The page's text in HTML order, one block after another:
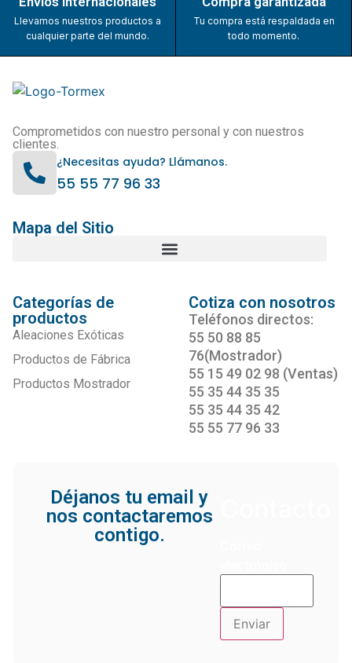
Llevamos nuestros productos a
cualquier parte del mundo.
Tu compra está respaldada en
todo momento.
Comprometidos con nuestro personal y con nuestros
clientes.
¿Necesitas ayuda? Llámanos.
55 55 77 96 33
Mapa del Sitio
Categorías de
productos
Aleaciones Exóticas
Productos de Fábrica
Productos Mostrador
Cotiza con nosotros
Teléfonos directos:
55 50 88 85
76(Mostrador)
55 15 49 02 98 (Ventas)
55 35 44 35 35
55 35 44 35 42
55 55 77 96 33
Déjanos tu email y
nos contactaremos
contigo.